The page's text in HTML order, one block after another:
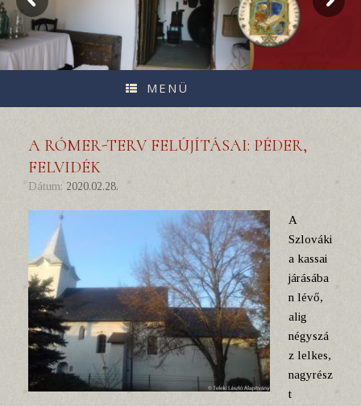
MENÜ
A RÓMER-TERV FELÚJÍTÁSAI: PÉDER,
FELVIDÉK
Dátum: 2020.02.28.
A
Szlováki
a kassai
járásába
n lévő,
alig
négyszá
z lelkes,
nagyrész
t